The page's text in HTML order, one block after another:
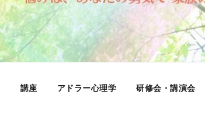
講座 アドラー心理学 研修会・講演会